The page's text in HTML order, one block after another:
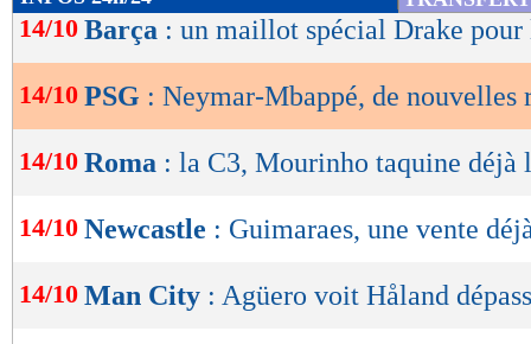
Lu 58.790 fois- Romain Rigaux
de
OK
14/10 Barça : un maillot spécial Drake pour
14/10 PSG : Neymar-Mbappé, de nouvelles
14/10 Roma : la C3, Mourinho taquine déjà
14/10 Newcastle : Guimaraes, une vente
14/10 Man City : Agüero voit Håland